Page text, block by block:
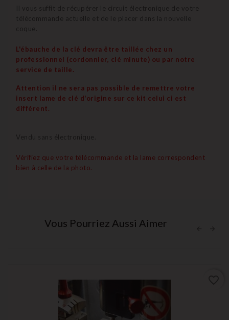
Il vous suffit de récupérer le circuit électronique de votre
télécommande actuelle et de le placer dans la nouvelle
coque.
L'ébauche de la clé devra être taillée chez un
professionnel (cordonnier, clé minute) ou par notre
service de taille.
Attention il ne sera pas possible de remettre votre
insert lame de clé d'origine sur ce kit celui ci est
différent.
Vendu sans électronique.
Vérifiez que votre télécommande et la lame correspondent
bien à celle de la photo.
Vous Pourriez Aussi Aimer